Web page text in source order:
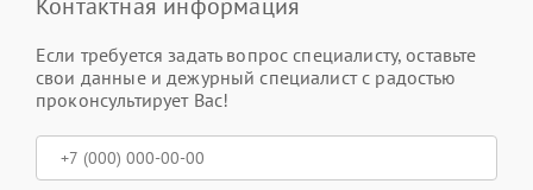
Если требуется задать вопрос специалисту, оставьте
свои данные и дежурный специалист с радостью
проконсультирует Вас!